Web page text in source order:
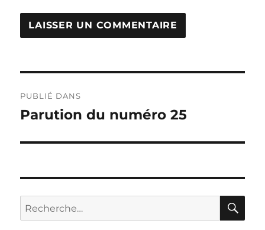
de
PUBLIÉ DANS
Parution du numéro 25
Recherche
pour :